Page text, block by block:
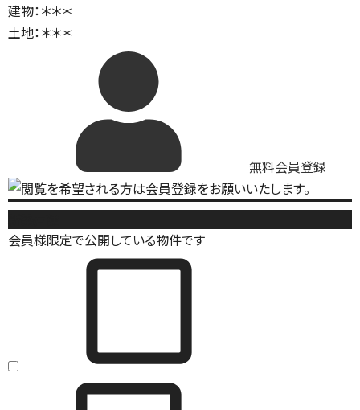
建物：＊＊＊
土地：＊＊＊
無料会員登録
会員様限定で公開している物件です